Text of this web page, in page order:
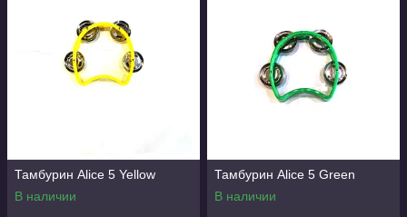
Тамбурин Alice 5 Yellow
В наличии
Тамбурин Alice 5 Green
В наличии